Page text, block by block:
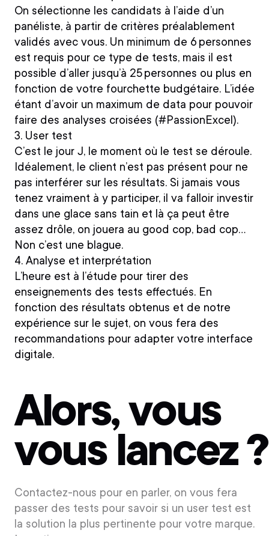
On sélectionne les candidats à l’aide d’un
panéliste, à partir de critères préalablement
validés avec vous. Un minimum de 6 personnes
est requis pour ce type de tests, mais il est
possible d’aller jusqu’à 25 personnes ou plus en
fonction de votre fourchette budgétaire. L’idée
étant d’avoir un maximum de data pour pouvoir
faire des analyses croisées (#PassionExcel).
3. User test
C’est le jour J, le moment où le test se déroule.
Idéalement, le client n’est pas présent pour ne
pas interférer sur les résultats. Si jamais vous
tenez vraiment à y participer, il va falloir investir
dans une glace sans tain et là ça peut être
assez drôle, on jouera au good cop, bad cop…
Non c’est une blague.
4. Analyse et interprétation
L’heure est à l’étude pour tirer des
enseignements des tests effectués. En
fonction des résultats obtenus et de notre
expérience sur le sujet, on vous fera des
recommandations pour adapter votre interface
digitale.
Alors, vous
vous lancez ?
Contactez-nous pour en parler, on vous fera
passer des tests pour savoir si un user test est
la solution la plus pertinente pour votre marque.